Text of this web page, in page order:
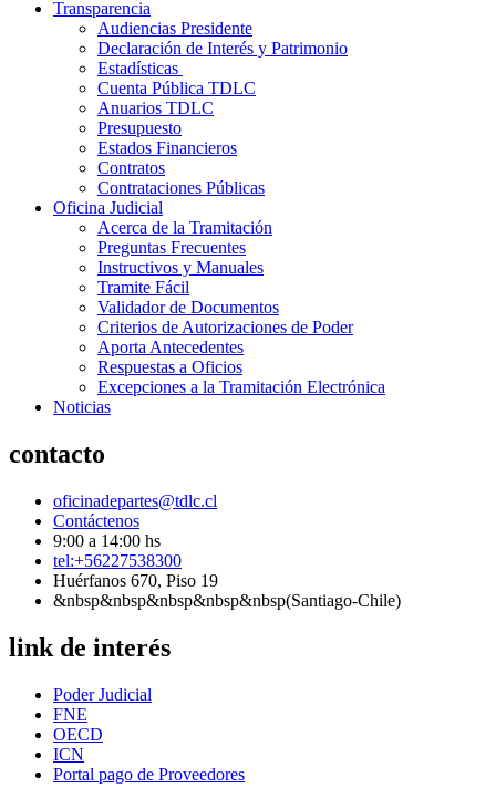
Transparencia
Audiencias Presidente
Declaración de Interés y Patrimonio
Estadísticas
Cuenta Pública TDLC
Anuarios TDLC
Presupuesto
Estados Financieros
Contratos
Contrataciones Públicas
Oficina Judicial
Acerca de la Tramitación
Preguntas Frecuentes
Instructivos y Manuales
Tramite Fácil
Validador de Documentos
Criterios de Autorizaciones de Poder
Aporta Antecedentes
Respuestas a Oficios
Excepciones a la Tramitación Electrónica
Noticias
contacto
oficinadepartes@tdlc.cl
Contáctenos
9:00 a 14:00 hs
tel:+56227538300
Huérfanos 670, Piso 19
&nbsp&nbsp&nbsp&nbsp&nbsp(Santiago-Chile)
link de interés
Poder Judicial
FNE
OECD
ICN
Portal pago de Proveedores